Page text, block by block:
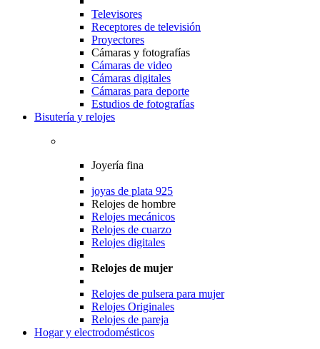
Televisores
Receptores de televisión
Proyectores
Cámaras y fotografías
Cámaras de video
Cámaras digitales
Cámaras para deporte
Estudios de fotografías
Bisutería y relojes
Joyería fina
joyas de plata 925
Relojes de hombre
Relojes mecánicos
Relojes de cuarzo
Relojes digitales
Relojes de mujer
Relojes de pulsera para mujer
Relojes Originales
Relojes de pareja
Hogar y electrodomésticos